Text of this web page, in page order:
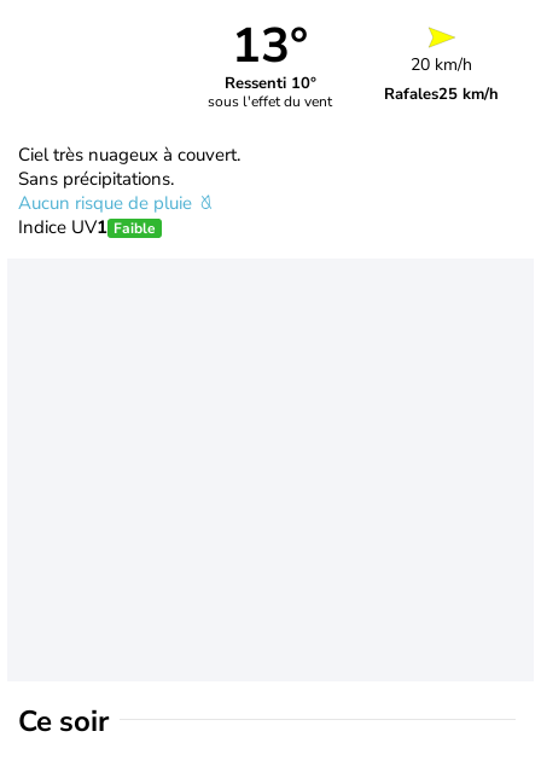
13°
Ressenti 10°
sous l'effet du vent
20 km/h
Rafales25 km/h
Ciel très nuageux à couvert.
Sans précipitations.
Aucun risque de pluie
Indice UV1 Faible
Ce soir